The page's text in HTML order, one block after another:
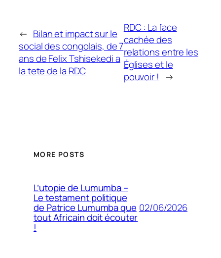
← Bilan et impact sur le
social des congolais, de 7
ans de Felix Tshisekedi a
la tete de la RDC
RDC : La face
cachée des
relations entre les
Églises et le
pouvoir ! →
MORE POSTS
L’utopie de Lumumba –
Le testament politique
de Patrice Lumumba que
tout Africain doit écouter
!
02/06/2026